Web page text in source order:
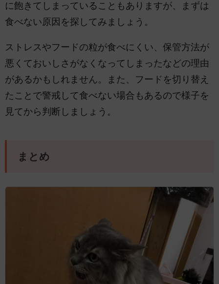
に飽きてしまっていることもありますが、まずは
食べない原因を探してみましょう。
ストレスやフードの粒が食べにくい、保管方法が
悪くておいしさがなくなってしまったなどの理由
があるかもしれません。また、フードを切り替え
たことで警戒して食べない場合もあるので様子を
見てから判断しましょう。
まとめ